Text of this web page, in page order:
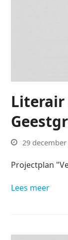
Literair
29 december
Projectplan
Lees meer